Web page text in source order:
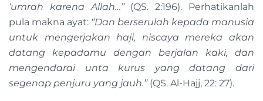
‘umrah karena Allah…”(QS. 2:196). Perhatikanlah
pula makna ayat: “Dan berserulah kepada manusia
untuk mengerjakan haji, niscaya mereka akan
datang kepadamu dengan berjalan kaki, dan
mengendarai unta kurus yang datang dari
segenap penjuru yang jauh.”(QS. Al-Hajj, 22: 27).